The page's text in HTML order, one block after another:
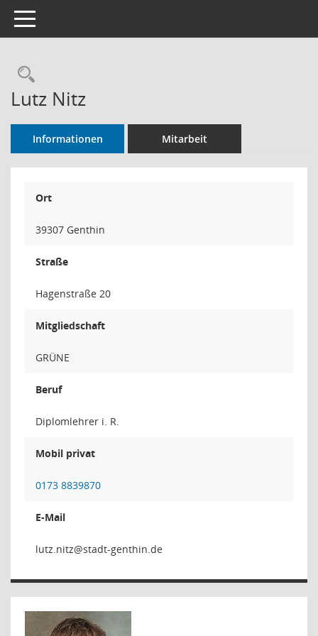
Toggle navigation
Rechercheauswahl
Lutz Nitz
Informationen Mitarbeit
Ort
39307 Genthin
Straße
Hagenstraße 20
Mitgliedschaft
GRÜNE
Beruf
Diplomlehrer i. R.
Mobil privat
0173 8839870
E-Mail
ztin